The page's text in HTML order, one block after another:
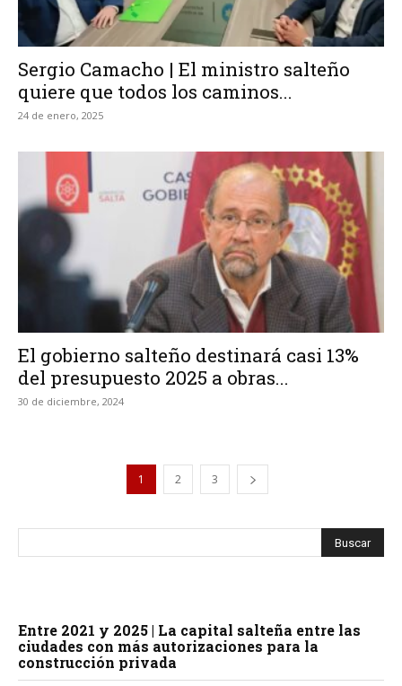
Sergio Camacho | El ministro salteño
quiere que todos los caminos...
24 de enero, 2025
El gobierno salteño destinará casi 13%
del presupuesto 2025 a obras...
30 de diciembre, 2024
1 2 3
Entre 2021 y 2025 | La capital salteña entre las
ciudades con más autorizaciones para la
construcción privada